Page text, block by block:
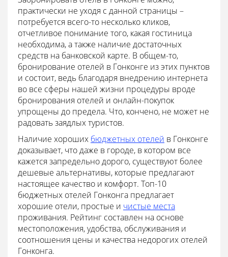
практически не уходя с данной страницы –
потребуется всего-то несколько кликов,
отчетливое понимание того, какая гостиница
необходима, а также наличие достаточных
средств на банковской карте. В общем-то,
бронирование отелей в Гонконге из этих пунктов
и состоит, ведь благодаря внедрению интернета
во все сферы нашей жизни процедуры вроде
бронирования отелей и онлайн-покупок
упрощены до предела. Что, кончено, не может не
радовать заядлых туристов.
Наличие хороших бюджетных отелей в Гонконге
доказывает, что даже в городе, в котором все
кажется запредельно дорого, существуют более
дешевые альтернативы, которые предлагают
настоящее качество и комфорт. Топ-10
бюджетных отелей Гонконга предлагает
хорошие отели, простые и чистые места
проживания. Рейтинг составлен на основе
местоположения, удобства, обслуживания и
соотношения цены и качества недорогих отелей
Гонконга.